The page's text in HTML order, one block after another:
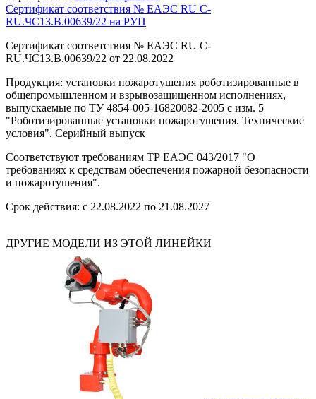
Сертификат соответствия № ЕАЭС RU C-
RU.ЧС13.B.00639/22 на РУП
Сертификат соответствия № ЕАЭС RU C-
RU.ЧС13.B.00639/22 от 22.08.2022
Продукция: установки пожаротушения роботизированные в
общепромышленном и взрывозащищенном исполнениях,
выпускаемые по ТУ 4854-005-16820082-2005 с изм. 5
"Роботизированные установки пожаротушения. Технические
условия". Серийный выпуск
Соответствуют требованиям ТР ЕАЭС 043/2017 "О
требованиях к средствам обеспечения пожарной безопасности
и пожаротушения".
Срок действия: с 22.08.2022 по 21.08.2027
ДРУГИЕ МОДЕЛИ ИЗ ЭТОЙ ЛИНЕЙКИ